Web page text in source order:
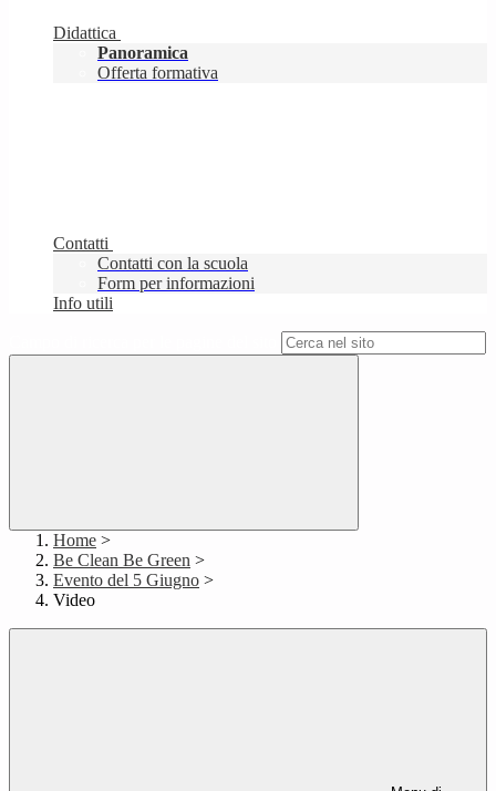
Didattica
Panoramica
Offerta formativa
Contatti
Contatti con la scuola
Form per informazioni
Info utili
Home >
Be Clean Be Green >
Evento del 5 Giugno >
Video